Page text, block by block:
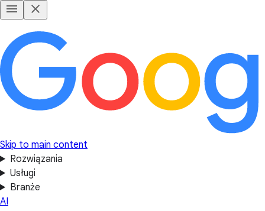
Skip to main content
Rozwiązania
Usługi
Branże
AI